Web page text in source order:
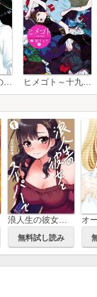
無料試し読み
オ